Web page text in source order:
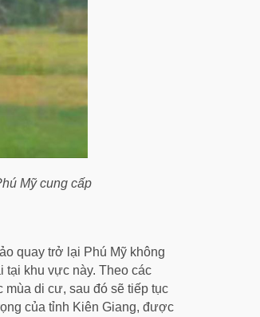
Mỹ cung cấp
quay trở lại Phú Mỹ không
tại khu vực này. Theo các
di cư, sau đó sẽ tiếp tục
của tỉnh Kiên Giang, được